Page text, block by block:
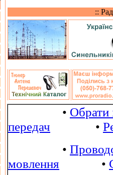
::
• Обрати
передач •
•
мовлення •